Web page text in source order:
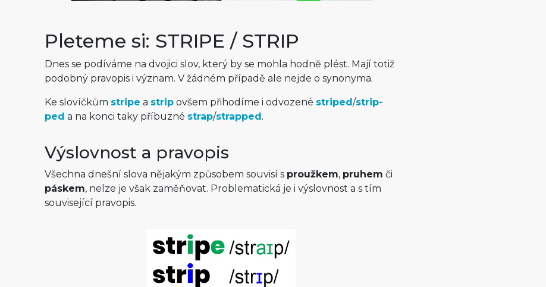
Pleteme si: STRIPE / STRIP
Dnes se podíváme na dvojici slov, který by se mohla hodně plést. Mají totiž
podobný pravopis i význam. V žádném případě ale nejde o synonyma.
Ke slovíčkům stripe a stripovšem přihodíme i odvozené striped /strip­
ped a na konci taky příbuzné strap/strapped .
Výslovnost a pravopis
Všechna dnešní slova nějakým způsobem souvisí s proužkem, pruhem či
páskem, nelze je však zaměňovat. Problematická je i výslovnost a s tím
související pravopis.